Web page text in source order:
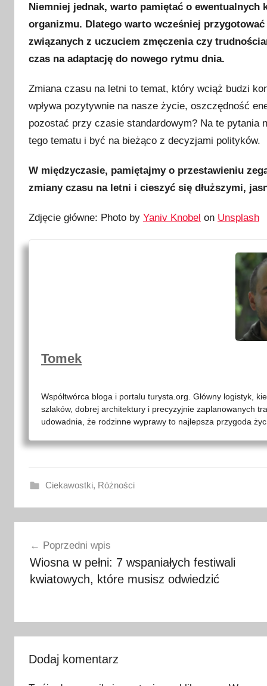
Niemniej jednak, warto pamiętać o
organizmu. Dlatego warto wcześniej
związanych z uczuciem zmęczenia czy
czas na adaptację do nowego rytmu dnia.
Zmiana czasu na letni to temat, który wciąż budzi
wpływa pozytywnie na nasze życie, oszczędność
pozostać przy czasie standardowym? Na te pytania
tego tematu i być na bieżąco z decyzjami polityków.
W międzyczasie, pamiętajmy o przestawieniu
zmiany czasu na letni i cieszyć się dłuższymi,
Zdjęcie główne: Photo by Yaniv Knobel on Unsplash
Tomek
Współtwórca bloga i portalu turysta.org. Główny logistyk,
szlaków, dobrej architektury i precyzyjnie zaplanowanych
udowadnia, że rodzinne wyprawy to najlepsza przygoda
Ciekawostki, Różności
2
3
a
t
wpisuPoprzedni wpis
Wiosna w pełni: 7 wspaniałych festiwali
kwiatowych, które musisz odwiedzić
Dodaj komentarz